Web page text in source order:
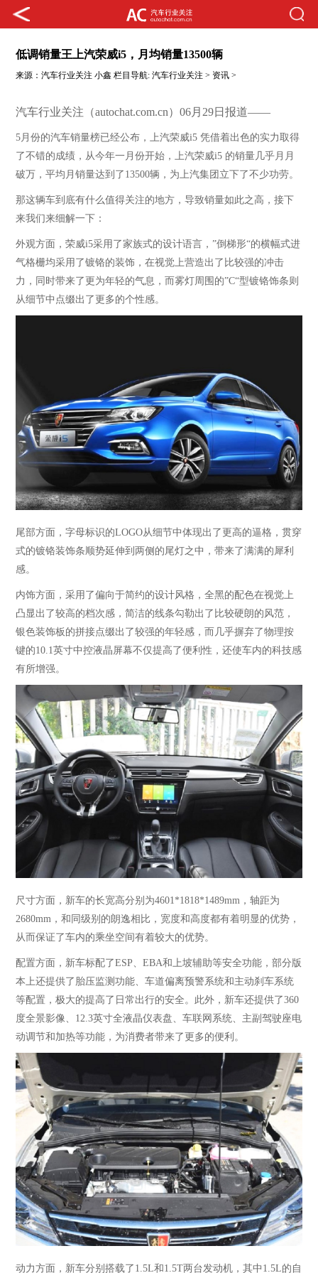
低调销量王上汽荣威i5，月均销量13500辆
来源：汽车行业关注 小鑫 栏目导航:汽车行业关注 > 资讯 >
汽车行业关注（autochat.com.cn）06月29日报道——
5月份的汽车销量榜已经公布，上汽荣威i5 凭借着出色的实力取得
了不错的成绩，从今年一月份开始，上汽荣威i5 的销量几乎月月
破万，平均月销量达到了13500辆，为上汽集团立下了不少功劳。
那这辆车到底有什么值得关注的地方，导致销量如此之高，接下
来我们来细解一下：
外观方面，荣威i5采用了家族式的设计语言，”倒梯形“的横幅式进
气格栅均采用了镀铬的装饰，在视觉上营造出了比较强的冲击
力，同时带来了更为年轻的气息，而雾灯周围的”C“型镀铬饰条则
从细节中点缀出了更多的个性感。
尾部方面，字母标识的LOGO从细节中体现出了更高的逼格，贯穿
式的镀铬装饰条顺势延伸到两侧的尾灯之中，带来了满满的犀利
感。
内饰方面，采用了偏向于简约的设计风格，全黑的配色在视觉上
凸显出了较高的档次感，简洁的线条勾勒出了比较硬朗的风范，
银色装饰板的拼接点缀出了较强的年轻感，而几乎摒弃了物理按
键的10.1英寸中控液晶屏幕不仅提高了便利性，还使车内的科技感
有所增强。
尺寸方面，新车的长宽高分别为4601*1818*1489mm，轴距为
2680mm，和同级别的朗逸相比，宽度和高度都有着明显的优势，
从而保证了车内的乘坐空间有着较大的优势。
配置方面，新车标配了ESP、EBA和上坡辅助等安全功能，部分版
本上还提供了胎压监测功能、车道偏离预警系统和主动刹车系统
等配置，极大的提高了日常出行的安全。此外，新车还提供了360
度全景影像、12.3英寸全液晶仪表盘、车联网系统、主副驾驶座电
动调节和加热等功能，为消费者带来了更多的便利。
动力方面，新车分别搭载了 1.5L和1.5T两台发动机，其中1.5L的自